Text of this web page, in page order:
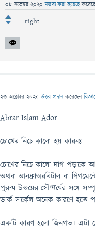
08 নভেম্বর 2020 মন্তব্য করা হয়েছে
right
23 অক্টোবর 2020 উত্তর প্রদান করেছেন
Abrar Islam Ador
চোখের নিচে কালো হয় কারনঃ
চোখের নিচে কালো দাগ পড়াকে
অথবা আনফ্রাঅরবিটাল বা
পুরুষ উভয়ের সৌন্দর্যের সঙ্গে
ডার্ক সার্কেল অনেক কারণে হতে
একটি কারণ হলো জিনগত। এটা